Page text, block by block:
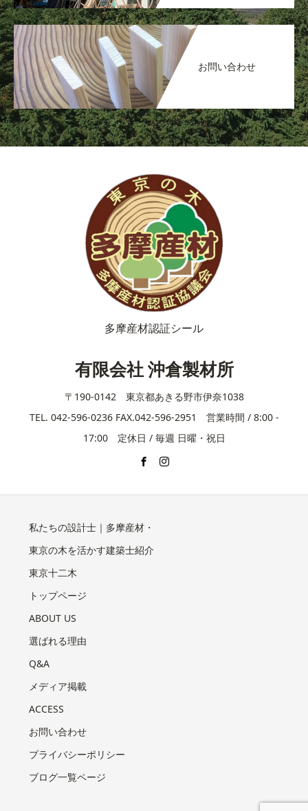
お問い合わせ
多摩産材認証シール
有限会社 沖倉製材所
〒190-0142 東京都あきる野市伊奈1038
TEL. 042-596-0236 FAX.042-596-2951 営業時間 / 8:00 -
17:00 定休日 / 毎週 日曜・祝日
私たちの設計士｜多摩産材・
東京の木を活かす建築士紹介
東京十二木
トップページ
ABOUT US
選ばれる理由
Q&A
メディア掲載
ACCESS
お問い合わせ
プライバシーポリシー
ブログ一覧ページ